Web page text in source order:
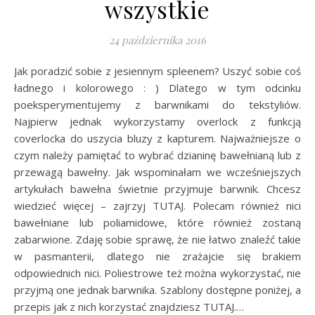
wszystkie
24 października 2016
Jak poradzić sobie z jesiennym spleenem? Uszyć sobie coś
ładnego i kolorowego : ) Dlatego w tym odcinku
poeksperymentujemy z barwnikami do tekstyliów.
Najpierw jednak wykorzystamy overlock z funkcją
coverlocka do uszycia bluzy z kapturem. Najważniejsze o
czym należy pamiętać to wybrać dzianinę bawełnianą lub z
przewagą bawełny. Jak wspominałam we wcześniejszych
artykułach bawełna świetnie przyjmuje barwnik. Chcesz
wiedzieć więcej – zajrzyj TUTAJ. Polecam również nici
bawełniane lub poliamidowe, które również zostaną
zabarwione. Zdaję sobie sprawę, że nie łatwo znaleźć takie
w pasmanterii, dlatego nie zrażajcie się brakiem
odpowiednich nici. Poliestrowe też można wykorzystać, nie
przyjmą one jednak barwnika. Szablony dostępne poniżej, a
przepis jak z nich korzystać znajdziesz TUTAJ.…